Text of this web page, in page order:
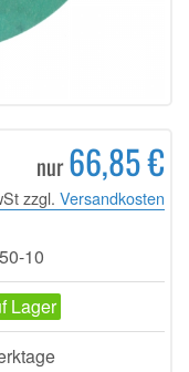
nur66,85 €
zzgl. Versandkosten
10
Lager